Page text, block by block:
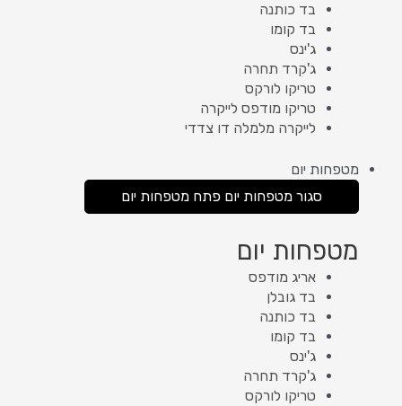
בד כותנה
בד קומו
ג'ינס
ג'קרד תחרה
טריקו לורקס
טריקו מודפס לייקרה
לייקרה מלמלה דו צדדי
מטפחות יום
סגור מטפחות יום פתח מטפחות יום
מטפחות יום
אריג מודפס
בד גובלן
בד כותנה
בד קומו
ג'ינס
ג'קרד תחרה
טריקו לורקס